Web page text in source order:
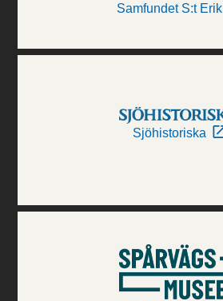
Samfundet S:t Erik
Sjöhistoriska